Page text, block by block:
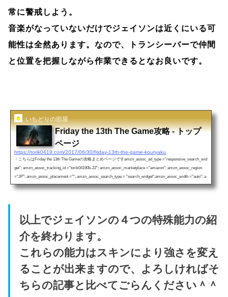
常に警戒しよう。
音楽がなっていないだけでジェイソンは近くにいる可
能性は全然あります。なので、トランシーバーで仲間
と位置を把握しながら作業できるとなお良いです。
いちどりの部屋
Friday the 13th The Game攻略 - トップ
ページ
https://torik0419.com/2017/06/30/friday-13th-the-game-kouryaku
・こちらはFriday the 13th The Gameの攻略まとめページですamzn_assoc_ad_type ="responsive_search_wid
get"; amzn_assoc_tracking_id ="torik04190b-22"; amzn_assoc_marketplace ="amazon"; amzn_assoc_region
="JP"; amzn_assoc_placement =""; amzn_assoc_search_type = "search_widget";amzn_assoc_width ="auto"; a
mzn_assoc_height ="auto"; amzn_assoc_default_search_category =""; amzn_assoc_default_search_key ="Frid
以上でジェイソンの４つの特殊能力の紹
介を終わります。
これらの能力はスキンにより強さを変え
ることが出来ますので、よろしければそ
ちらの記事と比べてごらんください＾＾